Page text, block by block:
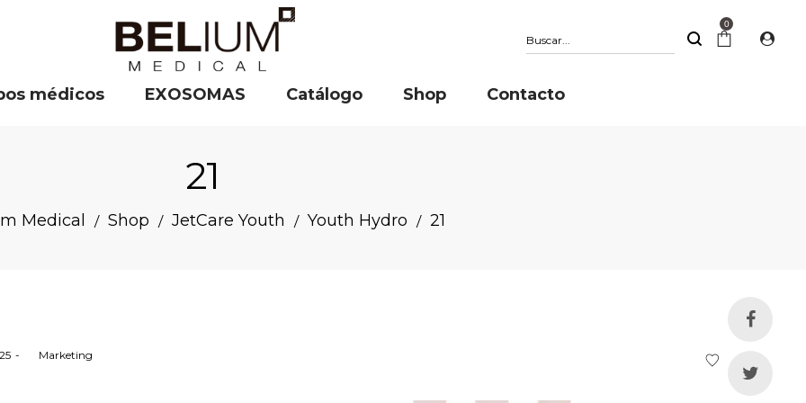
Buscar
0
médicos EXOSOMAS Catálogo Shop Contacto
21
Medical / Shop / JetCare Youth / Youth Hydro / 21
Marketing